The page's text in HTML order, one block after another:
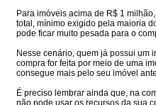
Para imóveis acima de R$ 1
total, mínimo exigido pela maioria
pode ficar muito pesada para o
Nesse cenário, quem já possui um
compra for feita por meio de uma
consegue mais pelo seu imóvel
É preciso lembrar ainda que, na
não pode usar os recursos da sua